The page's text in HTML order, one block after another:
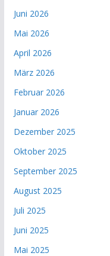
Juni 2026
Mai 2026
April 2026
März 2026
Februar 2026
Januar 2026
Dezember 2025
Oktober 2025
September 2025
August 2025
Juli 2025
Juni 2025
Mai 2025